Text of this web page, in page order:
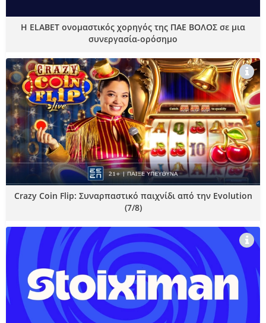
Η ELABET ονομαστικός χορηγός της ΠΑΕ ΒΟΛΟΣ σε μια
συνεργασία-ορόσημο
Crazy Coin Flip: Συναρπαστικό παιχνίδι από την Evolution
(7/8)